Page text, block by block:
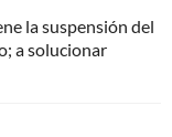
la suspensión del
a solucionar